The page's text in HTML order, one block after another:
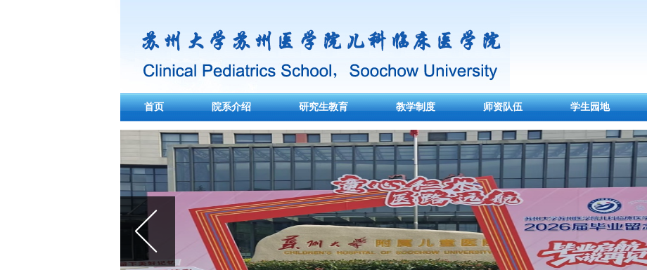
首页 院系介绍 研究生教育 教学制度 师资队伍 学生园地